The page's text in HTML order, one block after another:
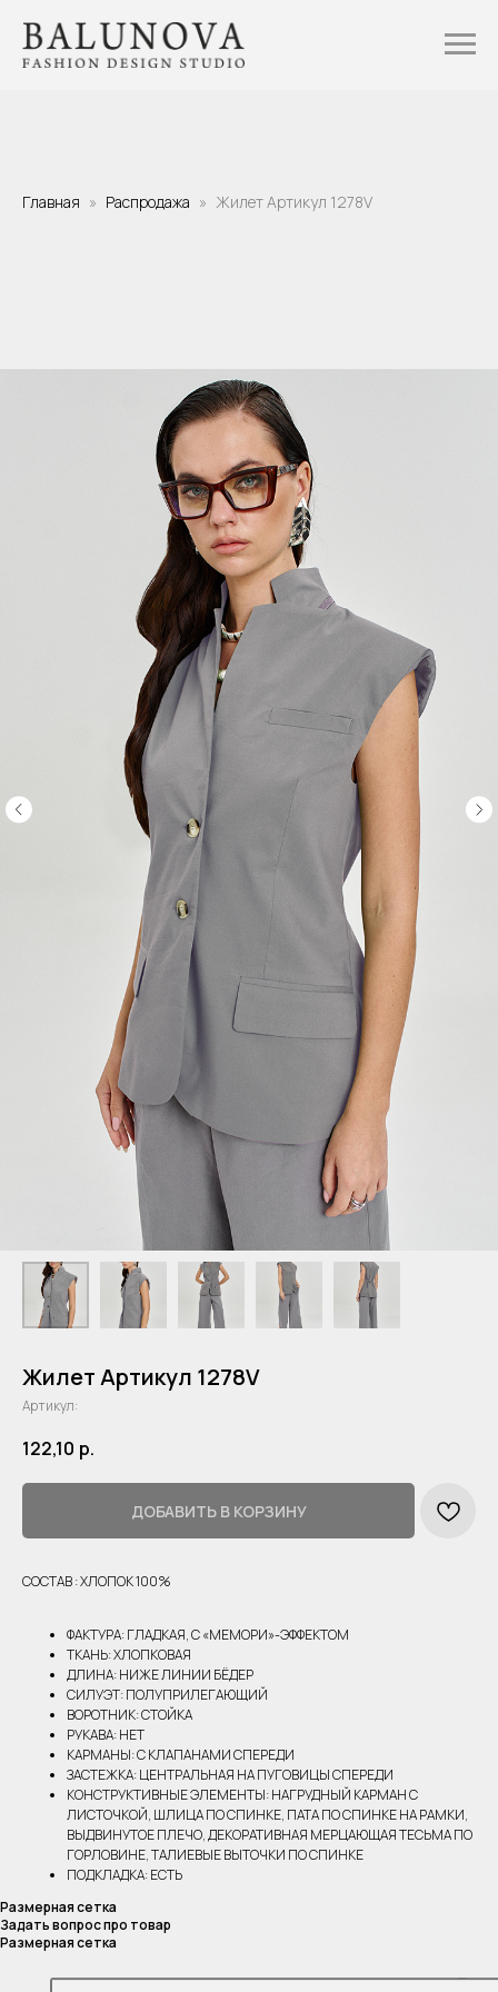
Главная Распродажа Жилет Артикул 1278V
Жилет Артикул 1278V
Артикул:
122,10 р.
ДОБАВИТЬ В КОРЗИНУ
СОСТАВ : ХЛОПОК 100%
ФАКТУРА: ГЛАДКАЯ, С «МЕМОРИ»-ЭФФЕКТОМ
ТКАНЬ: ХЛОПКОВАЯ
ДЛИНА: НИЖЕ ЛИНИИ БЁДЕР
СИЛУЭТ: ПОЛУПРИЛЕГАЮЩИЙ
ВОРОТНИК: СТОЙКА
РУКАВА: НЕТ
КАРМАНЫ: С КЛАПАНАМИ СПЕРЕДИ
ЗАСТЕЖКА: ЦЕНТРАЛЬНАЯ НА ПУГОВИЦЫ СПЕРЕДИ
КОНСТРУКТИВНЫЕ ЭЛЕМЕНТЫ: НАГРУДНЫЙ КАРМАН С
ЛИСТОЧКОЙ, ШЛИЦА ПО СПИНКЕ, ПАТА ПО СПИНКЕ НА РАМКИ,
ВЫДВИНУТОЕ ПЛЕЧО, ДЕКОРАТИВНАЯ МЕРЦАЮЩАЯ ТЕСЬМА ПО
ГОРЛОВИНЕ, ТАЛИЕВЫЕ ВЫТОЧКИ ПО СПИНКЕ
ПОДКЛАДКА: ЕСТЬ
Размерная сетка
Задать вопрос про товар
Размерная сетка